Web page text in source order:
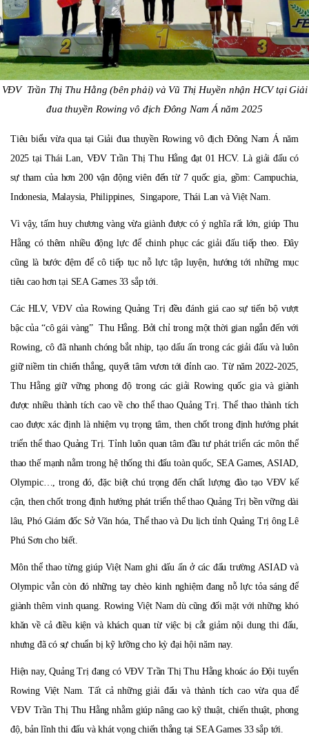
VĐV Trần Thị Thu Hằng (bên phải) và Vũ Thị Huyền nhận HCV tại Giải
đua thuyền Rowing vô địch Đông Nam Á năm 2025
Tiêu biểu vừa qua tại Giải đua thuyền Rowing vô địch Đông Nam Á năm
2025 tại Thái Lan
VĐV Trần Thị Thu Hằng đạt 01 HCV. Là giải đấu có
sự tham của hơn 200 vận động viên đến từ 7 quốc gia, gồm: Campuchia,
Indonesia, Malaysia, Philippines, Singapore, Thái Lan và Việt Nam.
Vì vậy, tấm huy chươngvàng vừagiành được có ý nghĩa rất lớn, giúp Thu
Hằng có thêm nhiều động lực để chinh phục các giải đấu tiếp theo. Đây
cũng là bước đệm để côtiếp tục nỗ lực tập luyện, hướng tới những mục
tiêu cao hơn tại SEA Games 33 sắp tới.
Các HLV, VĐV của Rowing Quảng Trị đều đánh giá cao sự tiến bộ vượt
bậc của “cô gái vàng” Thu Hằng. Bởi chỉ trong một thời gian ngắn đến với
Rowing, cô đã nhanh chóng bắt nhịp, tạo dấu ấn trong các giải đấu và luôn
giữ niềm tin chiến thắng, quyết tâm vươn tới đỉnh cao. Từ năm 2022-2025,
Thu Hằng giữ vững phong độ trong các giải Rowing quốc gia và giành
được nhiều thành tích cao về cho thể thao Quảng Trị. Thể thao thành tích
cao được xác định là nhiệm vụ trọng tâm, then chốt trong định hướng phát
triển thể thao Quảng Trị. Tỉnh luôn quan tâm đầu tư phát triển các môn thể
thao thế mạnh nằm trong hệ thống thi đấu toàn quốc, SEA Games, ASIAD,
Olympic…, trong đó, đặc biệt chú trọng đến chất lượng đào tạo VĐV kế
cận,then chốt trong định hướng phát triển thể thao Quảng Trị bền vững dài
lâu,Phó Giám đốc Sở Văn hóa, Thể thao và Du lịch tỉnh Quảng Trị ông Lê
Phú Sơn cho biết.
Môn thể thaotừng giúp Việt Nam ghi dấu ấn ở các đấu trường ASIAD và
Olympic vẫn còn đó những tay chèo kinh nghiệm đang nỗ lực tỏa sáng để
giành thêm vinh quang. Rowing Việt Nam dù cũng đối mặt với những khó
khăn về cả điều kiện và khách quan từ việc bị cắt giảm nội dung thi đấu,
nhưng đã có sự chuẩn bị kỹ lưỡng cho kỳ đại hội năm nay.
Hiện nay, Quảng Trị đang có VĐV Trần Thị Thu Hằng khoác áo Đội tuyển
Rowing Việt Nam.Tất cả những giải đấu và thành tích cao vừa qua để
VĐV Trần Thị Thu Hằng nhằm giúp nâng cao kỹ thuật, chiến thuật, phong
độ, bản lĩnh thi đấu và khát vọng chiến thắng tại SEA Games 33 sắp tới.